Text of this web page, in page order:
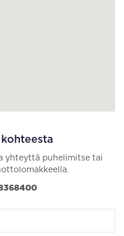
yhteyttä puhelimitse tai